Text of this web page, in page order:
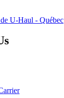
U-Haul - Québec